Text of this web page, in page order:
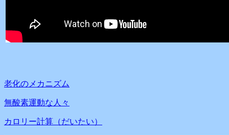
老化のメカニズム
無酸素運動な人々
カロリー計算（だいたい）